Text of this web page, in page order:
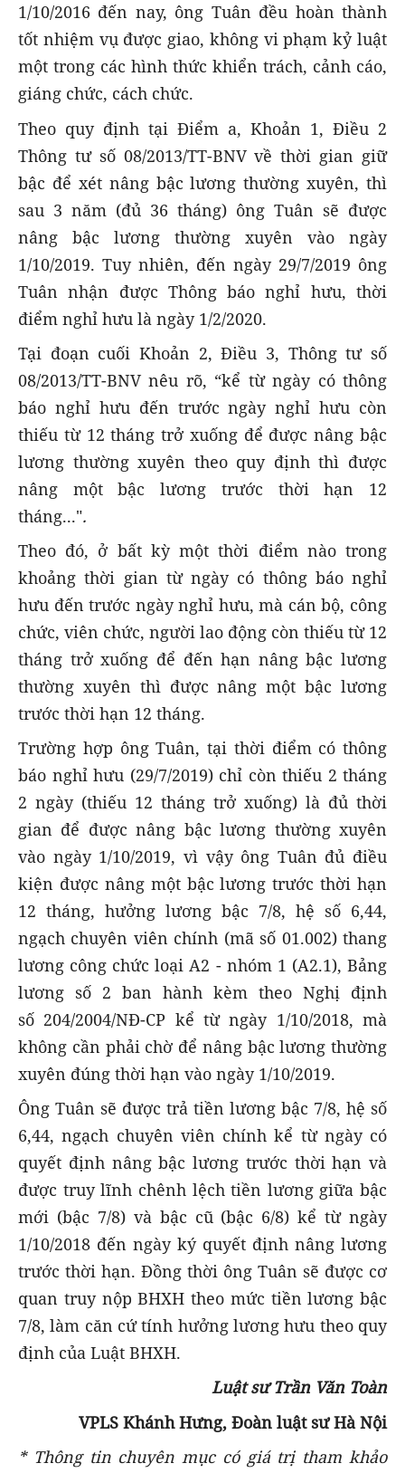
1/10/2016 đến nay, ông Tuân đều hoàn thành
tốt nhiệm vụ được giao, không vi phạm kỷ luật
một trong các hình thức khiển trách, cảnh cáo,
giáng chức, cách chức.
Theo quy định tại Điểm a, Khoản 1, Điều 2
Thông tư số 08/2013/TT-BNV về thời gian giữ
bậc để xét nâng bậc lương thường xuyên, thì
sau 3 năm (đủ 36 tháng) ông Tuân sẽ được
nâng bậc lương thường xuyên vào ngày
1/10/2019. Tuy nhiên, đến ngày 29/7/2019 ông
Tuân nhận được Thông báo nghỉ hưu, thời
điểm nghỉ hưu là ngày 1/2/2020.
Tại đoạn cuối Khoản 2, Điều 3, Thông tư số
08/2013/TT-BNV nêu rõ, “kể từ ngày có thông
báo nghỉ hưu đến trước ngày nghỉ hưu còn
thiếu từ 12 tháng trở xuống để được nâng bậc
lương thường xuyên theo quy định thì được
nâng một bậc lương trước thời hạn 12
tháng...".
Theo đó, ở bất kỳ một thời điểm nào trong
khoảng thời gian từ ngày có thông báo nghỉ
hưu đến trước ngày nghỉ hưu, mà cán bộ, công
chức, viên chức, người lao động còn thiếu từ 12
tháng trở xuống để đến hạn nâng bậc lương
thường xuyên thì được nâng một bậc lương
trước thời hạn 12 tháng.
Trường hợp ông Tuân, tại thời điểm có thông
báo nghỉ hưu (29/7/2019) chỉ còn thiếu 2 tháng
2 ngày (thiếu 12 tháng trở xuống) là đủ thời
gian để được nâng bậc lương thường xuyên
vào ngày 1/10/2019, vì vậy ông Tuân đủ điều
kiện được nâng một bậc lương trước thời hạn
12 tháng, hưởng lương bậc 7/8, hệ số 6,44,
ngạch chuyên viên chính (mã số 01.002) thang
lương công chức loại A2 - nhóm 1 (A2.1), Bảng
lương số 2 ban hành kèm theo Nghị định
số 204/2004/NĐ-CP kể từ ngày 1/10/2018, mà
không cần phải chờ để nâng bậc lương thường
xuyên đúng thời hạn vào ngày 1/10/2019.
Ông Tuân sẽ được trả tiền lương bậc 7/8, hệ số
6,44, ngạch chuyên viên chính kể từ ngày có
quyết định nâng bậc lương trước thời hạn và
được truy lĩnh chênh lệch tiền lương giữa bậc
mới (bậc 7/8) và bậc cũ (bậc 6/8) kể từ ngày
1/10/2018 đến ngày ký quyết định nâng lương
trước thời hạn. Đồng thời ông Tuân sẽ được cơ
quan truy nộp BHXH theo mức tiền lương bậc
7/8, làm căn cứ tính hưởng lương hưu theo quy
định của Luật BHXH.
Luật sư Trần Văn Toàn
VPLS Khánh Hưng, Đoàn luật sư Hà Nội
* Thông tin chuyên mục có giá trị tham khảo